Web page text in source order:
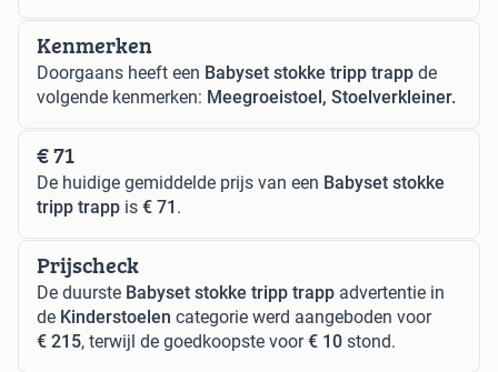
Kenmerken
Doorgaans heeft een Babyset stokke tripp trapp de
volgende kenmerken: Meegroeistoel, Stoelverkleiner.
€ 71
De huidige gemiddelde prijs van een Babyset stokke
tripp trapp is € 71 .
Prijscheck
De duurste Babyset stokke tripp trapp advertentie in
de Kinderstoelen categorie werd aangeboden voor
€ 215, terwijl de goedkoopste voor€ 10 stond.